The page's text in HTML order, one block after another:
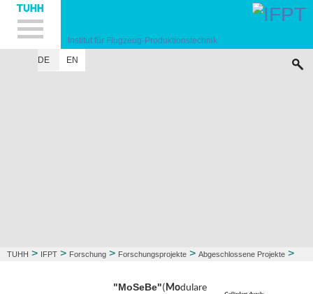
Hauptnavigation
Unternavigation
Inhalt
Suche
Institut für Flugzeug-Produktionstechnik
DE
EN
TUHH > IFPT > Forschung > Forschungsprojekte > Abgeschlossene Projekte >
"MoSeBe"(Modulare